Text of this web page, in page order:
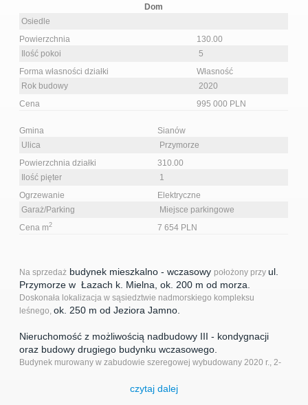
Dom
Osiedle
Powierzchnia
130.00
Ilość pokoi
5
Forma własności działki
Własność
Rok budowy
2020
Cena
995 000 PLN
Gmina
Sianów
Ulica
Przymorze
Powierzchnia działki
310.00
Ilość pięter
1
Ogrzewanie
Elektryczne
Garaż/Parking
Miejsce parkingowe
Cena m2 7 654 PLN
Na sprzedaż budynek mieszkalno - wczasowy położony przy ul.
Przymorze w Łazach k. Mielna, ok. 200 m od morza.
Doskonała lokalizacja w sąsiedztwie nadmorskiego kompleksu
leśnego,ok. 250 m od Jeziora Jamno
Nieruchomość z możliwością nadbudowy III - kondygnacji
oraz budowy drugiego budynku wczasowego.
Budynek murowany w zabudowie szeregowej wybudowany 2020 r., 2-
czytaj dalej